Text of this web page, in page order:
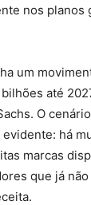
nos planos
um
até
O
há
marcas
que já